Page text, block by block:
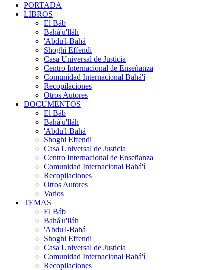
PORTADA
LIBROS
El Báb
Bahá'u'lláh
'Abdu'l-Bahá
Shoghi Effendi
Casa Universal de Justicia
Centro Internacional de Enseñanza
Comunidad Internacional Bahá'í
Recopilaciones
Otros Autores
DOCUMENTOS
El Báb
Bahá'u'lláh
'Abdu'l-Bahá
Shoghi Effendi
Casa Universal de Justicia
Centro Internacional de Enseñanza
Comunidad Internacional Bahá'í
Recopilaciones
Otros Autores
Varios
TEMAS
El Báb
Bahá'u'lláh
'Abdu'l-Bahá
Shoghi Effendi
Casa Universal de Justicia
Comunidad Internacional Bahá'í
Recopilaciones